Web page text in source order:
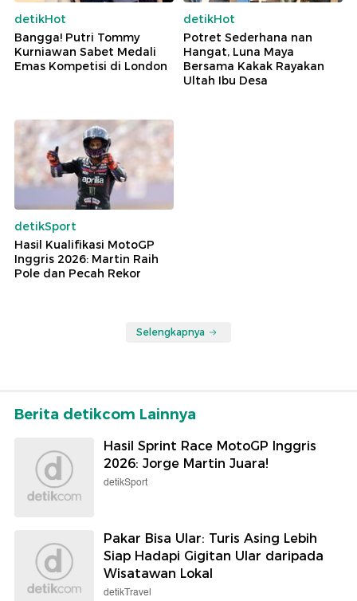
detikHot
Bangga! Putri Tommy
Kurniawan Sabet Medali
Emas Kompetisi di London
detikHot
Potret Sederhana nan
Hangat, Luna Maya
Bersama Kakak Rayakan
Ultah Ibu Desa
detikSport
Hasil Kualifikasi MotoGP
Inggris 2026: Martin Raih
Pole dan Pecah Rekor
Selengkapnya
Berita detikcom Lainnya
Hasil Sprint Race MotoGP Inggris
2026: Jorge Martin Juara!
detikSport
Pakar Bisa Ular: Turis Asing Lebih
Siap Hadapi Gigitan Ular daripada
Wisatawan Lokal
detikTravel